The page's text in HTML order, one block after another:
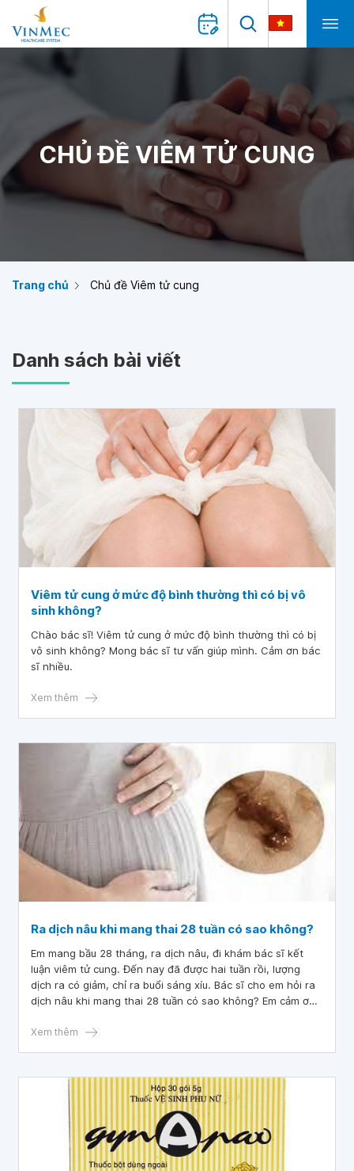
CHỦ ĐỀ VIÊM TỬ CUNG
Trang chủ Chủ đề Viêm tử cung
Danh sách bài viết
Viêm tử cung ở mức độ bình thường thì có bị vô
sinh không?
Chào bác sĩ! Viêm tử cung ở mức độ bình thường thì có bị
vô sinh không? Mong bác sĩ tư vấn giúp mình. Cảm ơn bác
sĩ nhiều.
Xem thêm
Ra dịch nâu khi mang thai 28 tuần có sao không?
Em mang bầu 28 tháng, ra dịch nâu, đi khám bác sĩ kết
luận viêm tử cung. Đến nay đã được hai tuần rồi, lượng
dịch ra có giảm, chỉ ra buổi sáng xíu. Bác sĩ cho em hỏi ra
dịch nâu khi mang thai 28 tuần có sao không? Em cảm ơn
Xem thêm